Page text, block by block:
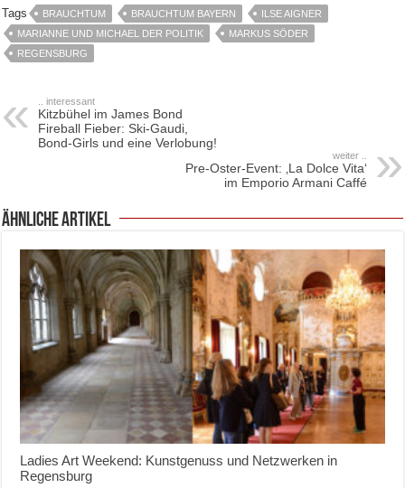
Tags BRAUCHTUM BRAUCHTUM BAYERN
ILSE AIGNER
MARIANNE UND MICHAEL DER POLITIK
MARKUS SÖDER
REGENSBURG
.. interessant
Kitzbühel im James Bond
Fireball Fieber: Ski-Gaudi,
Bond-Girls und eine Verlobung!
weiter ..
Pre-Oster-Event: ‚La Dolce Vita‘
im Emporio Armani Caffé
ähnliche Artikel
Ladies Art Weekend: Kunstgenuss und Netzwerken in
Regensburg